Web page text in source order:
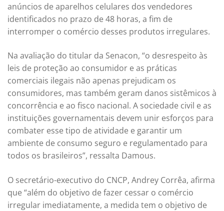
anúncios de aparelhos celulares dos vendedores
identificados no prazo de 48 horas, a fim de
interromper o comércio desses produtos irregulares.
Na avaliação do titular da Senacon, “o desrespeito às
leis de proteção ao consumidor e as práticas
comerciais ilegais não apenas prejudicam os
consumidores, mas também geram danos sistêmicos à
concorrência e ao fisco nacional. A sociedade civil e as
instituições governamentais devem unir esforços para
combater esse tipo de atividade e garantir um
ambiente de consumo seguro e regulamentado para
todos os brasileiros”, ressalta Damous.
O secretário-executivo do CNCP, Andrey Corrêa, afirma
que “além do objetivo de fazer cessar o comércio
irregular imediatamente, a medida tem o objetivo de